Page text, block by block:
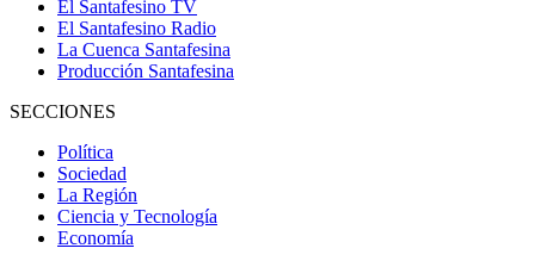
El Santafesino TV
El Santafesino Radio
La Cuenca Santafesina
Producción Santafesina
SECCIONES
Política
Sociedad
La Región
Ciencia y Tecnología
Economía